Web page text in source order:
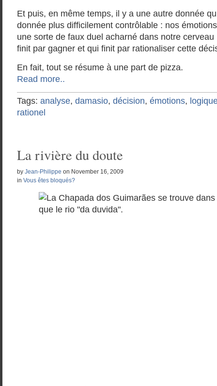
Et puis, en même temps, il y a une autre donnée
donnée plus difficilement contrôlable : nos
une sorte de faux duel acharné dans notre
finit par gagner et qui finit par rationaliser cette
En fait, tout se résume à une part de pizza.
Read more..
Tags: analyse, damasio, décision, émotions,
rationel
La rivière du doute
by Jean-Philippe on November 16, 2009
in Vous êtes bloqués?